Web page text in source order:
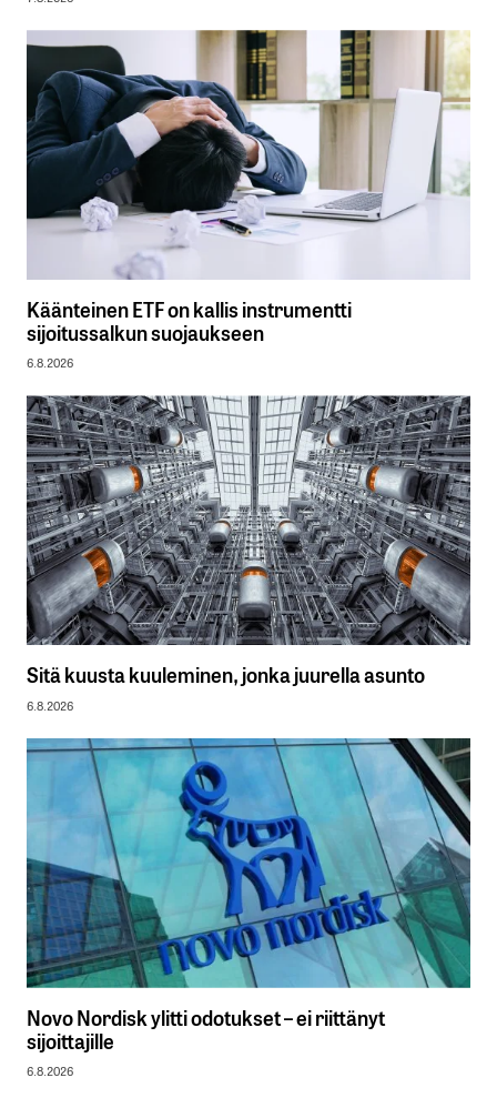
Käänteinen ETF on kallis instrumentti
sijoitussalkun suojaukseen
6.8.2026
Sitä kuusta kuuleminen, jonka juurella asunto
6.8.2026
Novo Nordisk ylitti odotukset – ei riittänyt
sijoittajille
6.8.2026